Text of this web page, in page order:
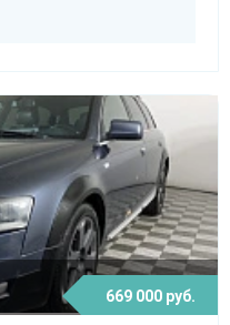
669 000 руб.